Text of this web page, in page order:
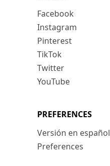
Facebook
Instagram
Pinterest
TikTok
Twitter
YouTube
PREFERENCES
Versión en español
Preferences